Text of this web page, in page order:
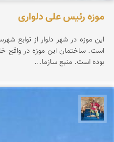
موزه رئیس علی دلواری
این موزه در شهر دلوار از توابع
است. ساختمان این موزه در واقع
بوده است. منبع سازما...